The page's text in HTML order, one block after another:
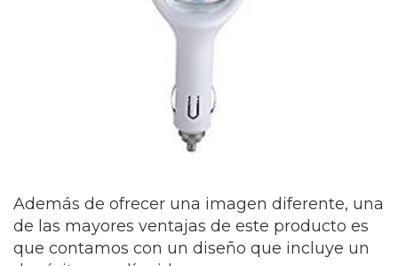
Además de ofrecer una imagen diferente, una
de las mayores ventajas de este producto es
que contamos con un diseño que incluye un